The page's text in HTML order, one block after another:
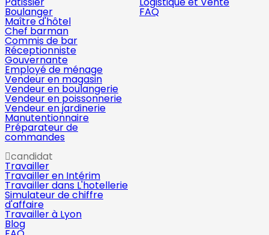
Boulanger
Maître d'hôtel
Chef barman
Commis de bar
Réceptionniste
Gouvernante
Employé de ménage
Vendeur en magasin
Vendeur en boulangerie
Vendeur en poissonnerie
Vendeur en jardinerie
Manutentionnaire
Préparateur de
commandes
FAQ
candidat
Travailler
Travailler en Intérim
Travailler dans L'hotellerie
Simulateur de chiffre
d'affaire
Travailler à Lyon
Blog